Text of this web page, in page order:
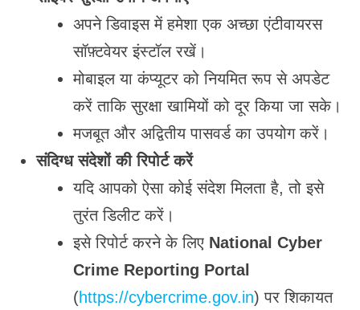
अपने डिवाइस में हमेशा एक अच्छा एंटीवायरस
सॉफ़्टवेयर इंस्टॉल रखें।
मोबाइल या कंप्यूटर को नियमित रूप से अपडेट
करें ताकि सुरक्षा खामियों को दूर किया जा सके।
मजबूत और अद्वितीय पासवर्ड का उपयोग करें।
संदिग्ध संदेशों की रिपोर्ट करें
यदि आपको ऐसा कोई संदेश मिलता है, तो इसे
तुरंत डिलीट करें।
इसे रिपोर्ट करने के लिए National Cyber
Crime Reporting Portal
(https://cybercrime.gov.in) पर शिकायत